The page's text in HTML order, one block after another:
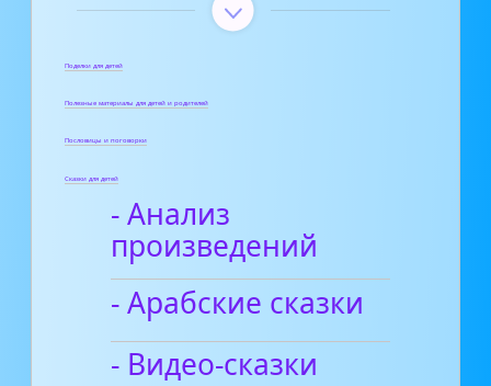
Поделки для детей
Полезные материалы для детей и родителей
Пословицы и поговорки
Сказки для детей
- Анализ
произведений
- Арабские сказки
- Видео-сказки